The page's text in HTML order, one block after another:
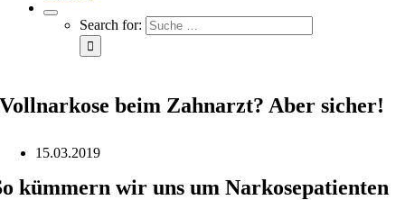
Search for:
Vollnarkose beim Zahnarzt? Aber sicher!
15.03.2019
kümmern wir uns um Narkosepatienten